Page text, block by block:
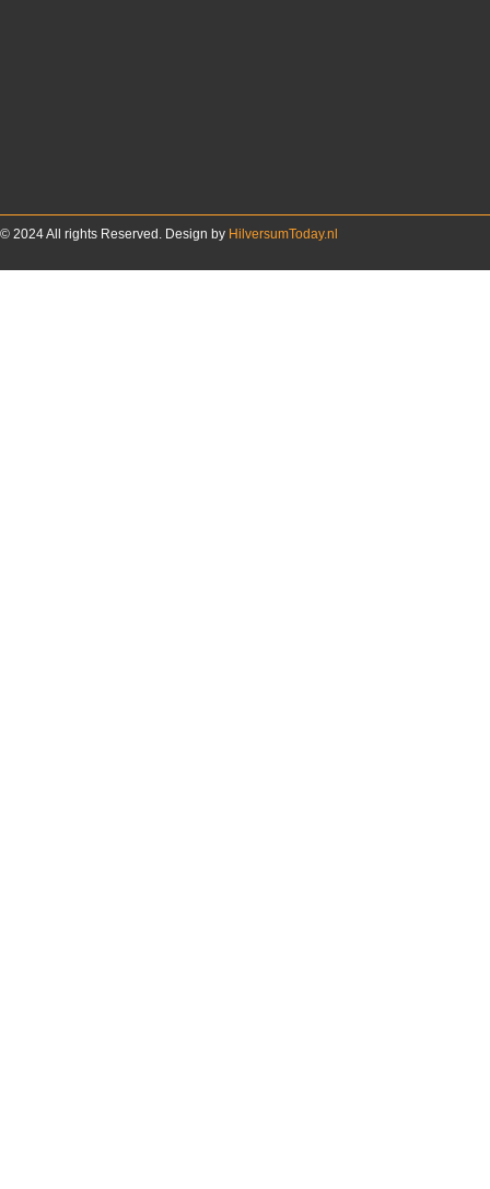
© 2024 All rights Reserved. Design by HilversumToday.nl